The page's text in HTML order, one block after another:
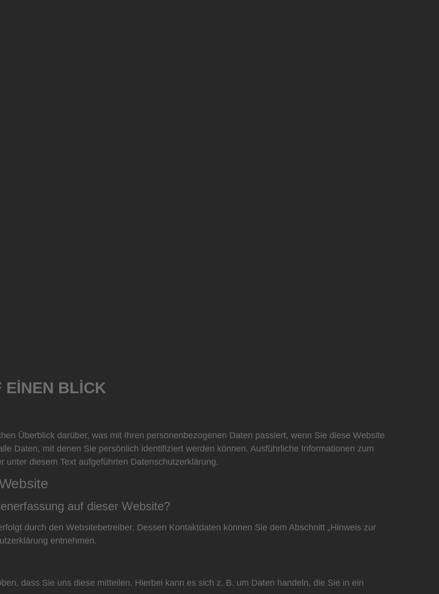
EINEN BLICK
Überblick darüber, was mit Ihren personenbezogenen Daten passiert, wenn Sie diese Website
Daten, mit denen Sie persönlich identifiziert werden können. Ausführliche Informationen zum
unter diesem Text aufgeführten Datenschutzerklärung.
auf dieser Website?
durch den Websitebetreiber. Dessen Kontaktdaten können Sie dem Abschnitt „Hinweis zur
entnehmen.
dass Sie uns diese mitteilen. Hierbei kann es sich z. B. um Daten handeln, die Sie in ein